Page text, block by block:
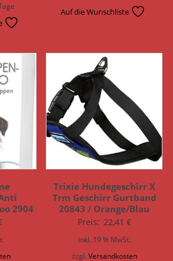
Auf die Wunschliste
2904
Trixie Hundegeschirr X
Trm Geschirr Gurtband
20843 / Orange/Blau
Preis: 22,41 €
inkl. 19 % MwSt.
zzgl. Versandkosten